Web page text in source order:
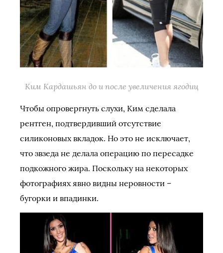
Ким Кардашьян до и после увеличения ягодиц
Чтобы опровергнуть слухи, Ким сделала
рентген, подтвердивший отсутствие
силиконовых вкладок. Но это не исключает,
что звзеда не делала операцию по пересадке
подкожного жира. Поскольку на некоторых
фотографиях явно видны неровности –
бугорки и впадинки.